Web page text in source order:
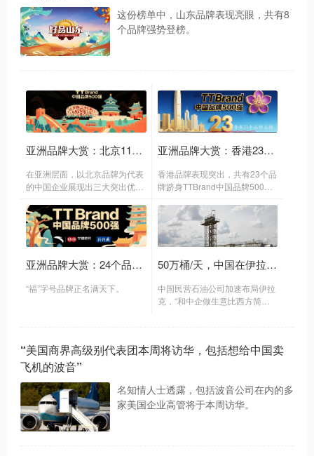
这份榜单中，山东品牌表现亮眼，共有8
个品牌强势登榜。
亚洲品牌大赏：北京112席独占鳌头！TTBrand中国品牌500强中唯一上榜过百城市
在亚洲层面，以北京品牌为代表
的中国企业展现出三大突出优
亚洲品牌大赏：香港23品牌跻身TTBrand中国品牌500强，凤凰卫视上榜
香港品牌表现突出，共有23个品
牌跻身TTBrand中国品牌500
亚洲品牌大赏：24个品牌上榜，TTBrand中国品牌500强彰显“福建力量”
“福”字号品牌正名满天下。
50万桶/天，中国在伊拉克的这一数字首次披露
中国民营石油公司加速布局伊拉
克，“和中企做生意比西方简单
“美国商界高级别代表团本周将访华，包括想给中国卖
飞机的波音”
名知情人士透露，包括波音公司在内的多
家美国企业高管将于本周访华。